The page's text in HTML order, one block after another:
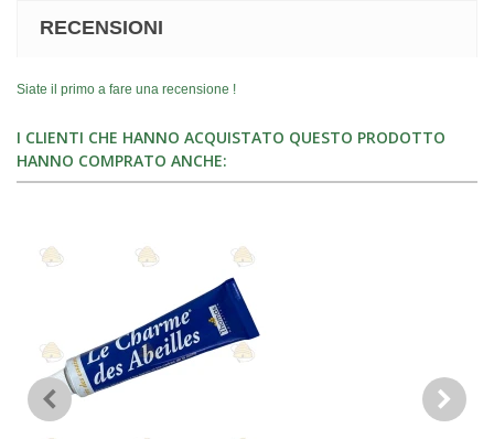
RECENSIONI
Siate il primo a fare una recensione !
I CLIENTI CHE HANNO ACQUISTATO QUESTO PRODOTTO
HANNO COMPRATO ANCHE: